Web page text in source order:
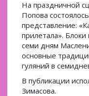
На праздничной
Попова
представление:
прилетала».
семи дням
основные
гуляний в
В публикации
Зимасова.